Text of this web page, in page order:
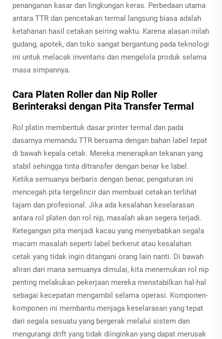
penanganan kasar dan lingkungan keras. Perbedaan utama
antara TTR dan pencetakan termal langsung biasa adalah
ketahanan hasil cetakan seiring waktu. Karena alasan inilah
gudang, apotek, dan toko sangat bergantung pada teknologi
ini untuk melacak inventaris dan mengelola produk selama
masa simpannya.
Cara Platen Roller dan Nip Roller
Berinteraksi dengan Pita Transfer Termal
Rol platin membentuk dasar printer termal dan pada
dasarnya memandu TTR bersama dengan bahan label tepat
di bawah kepala cetak. Mereka menerapkan tekanan yang
stabil sehingga tinta ditransfer dengan benar ke label.
Ketika semuanya berbaris dengan benar, pengaturan ini
mencegah pita tergelincir dan membuat cetakan terlihat
tajam dan profesional. Jika ada kesalahan keselarasan
antara rol platen dan rol nip, masalah akan segera terjadi.
Ketegangan pita menjadi kacau yang menyebabkan segala
macam masalah seperti label berkerut atau kesalahan
cetak yang tidak ingin ditangani orang lain nanti. Di bawah
aliran dari mana semuanya dimulai, kita menemukan rol nip
penting melakukan pekerjaan mereka menstabilkan hal-hal
sebagai kecepatan mengambil selama operasi. Komponen-
komponen ini membantu menjaga keselarasan yang tepat
dari segala sesuatu yang bergerak melalui sistem dan
mengurangi drift yang tidak diinginkan yang dapat merusak